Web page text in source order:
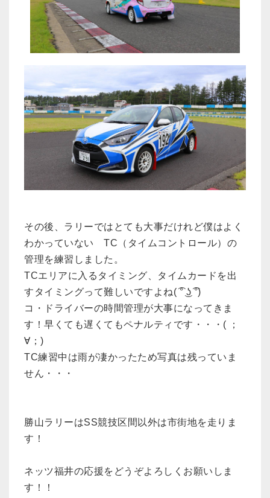
その後、ラリーではとても大事だけれど僕はよく
わかっていない TC（タイムコントロール）の
管理を練習しました。
TCエリアに入るタイミング、タイムカードを出
すタイミングって難しいですよね( ͡° ͜ʖ ͡°)
コ・ドライバーの時間管理が大事になってきま
す！早くても遅くてもペナルティです・・・( ；
∀；)
TC練習中は雨が凄かったため写真は残っていま
せん・・・
勝山ラリーはSS競技区間以外は市街地を走りま
す！
ネッツ福井の応援をどうぞよろしくお願いしま
す！！